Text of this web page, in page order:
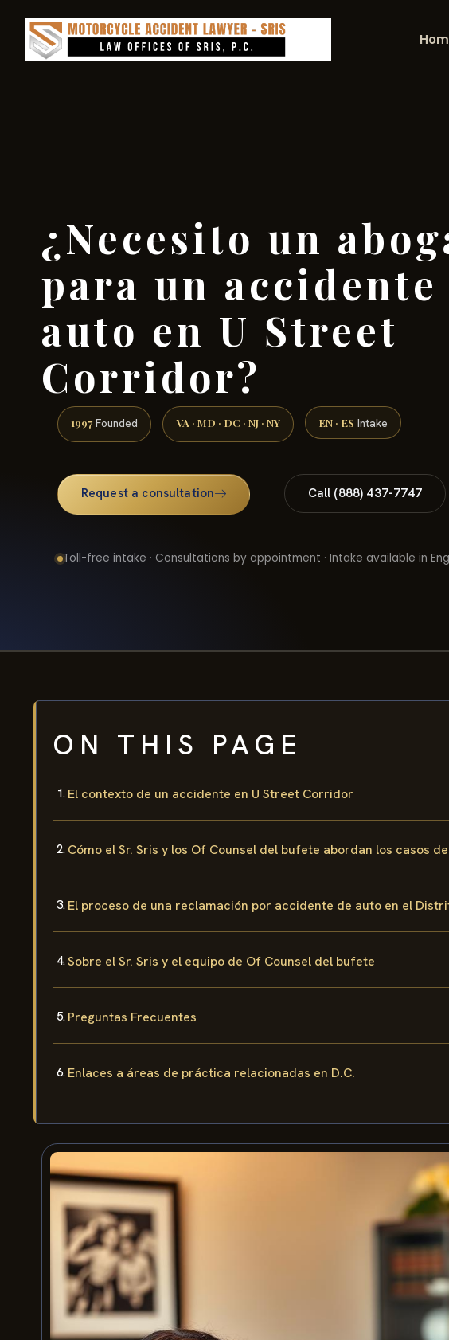
¿Necesito un
para un accidente
auto en U Street
Corridor?
1997 Founded VA · MD · DC · NJ · NY EN · ES Intake
Request a consultation Call (888) 437-7747
Toll-free intake · Consultations by appointment · Intake available in
ON THIS PAGE
El contexto de un accidente en U Street Corridor
Cómo el Sr. Sris y los Of Counsel del bufete abordan los casos
El proceso de una reclamación por accidente de auto en el
Sobre el Sr. Sris y el equipo de Of Counsel del bufete
Preguntas Frecuentes
Enlaces a áreas de práctica relacionadas en D.C.